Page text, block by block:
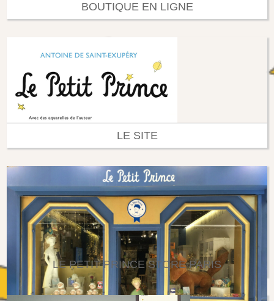
BOUTIQUE EN LIGNE
LE SITE
LE PETIT PRINCE STORE PARIS